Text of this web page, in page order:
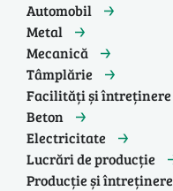
Automobil
Metal
Mecanică
Tâmplărie
Facilități și întreținere
Beton
Electricitate
Lucrări de producție
Producție și întreținere